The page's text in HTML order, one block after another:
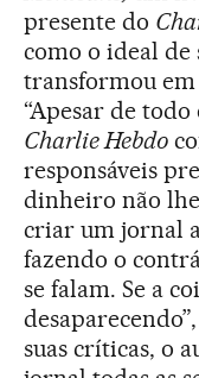
presente do
como o ideal de
transformou em
“Apesar de
Charlie Hebdo
responsáveis
dinheiro não
criar um jornal
fazendo o
se falam. Se a
suas críticas, o